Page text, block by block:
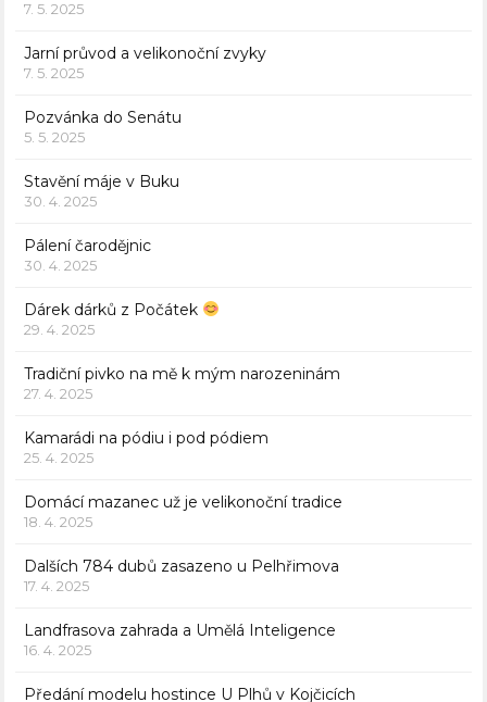
7. 5. 2025
Jarní průvod a velikonoční zvyky
7. 5. 2025
Pozvánka do Senátu
5. 5. 2025
Stavění máje v Buku
30. 4. 2025
Pálení čarodějnic
30. 4. 2025
Dárek dárků z Počátek
29. 4. 2025
Tradiční pivko na mě k mým narozeninám
27. 4. 2025
Kamarádi na pódiu i pod pódiem
25. 4. 2025
Domácí mazanec už je velikonoční tradice
18. 4. 2025
Dalších 784 dubů zasazeno u Pelhřimova
17. 4. 2025
Landfrasova zahrada a Umělá Inteligence
16. 4. 2025
Předání modelu hostince U Plhů v Kojčicích